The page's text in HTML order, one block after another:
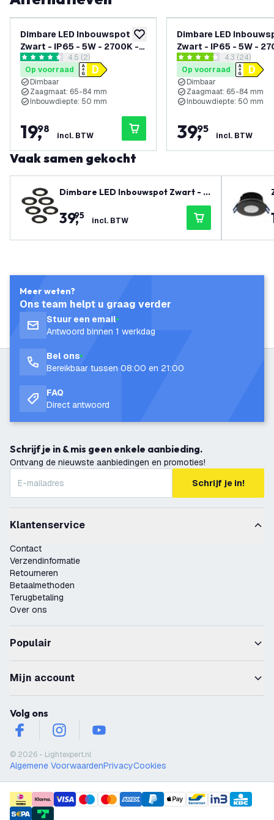
toevoegen aan verlanglijst
Dimbare LED Inbouwspot
Zwart - IP65 - 5W - 2700K - 5
Jaar Garantie - Geschikt
voor de Badkamer
reviews drawer openen
4.5 score sterren4.5 (2)
Op voorraad
Dimbaar
Zaagmaat: 65-84 mm
Inbouwdiepte: 50 mm
19,
98
incl. BTW
Dimbare LED
Zwart - IP65 - 5W -
Jaar Garantie -
voor de Badkamer
reviews
4.3 score sterren4.3 (24)
Op voorraad
Dimbaar
Zaagmaat: 65-84 mm
Inbouwdiepte: 50 mm
39,
95
incl. BTW
Vaak samen gekocht
Dimbare LED Inbouwspot Zwart - I
P65 - 5W - 2700K - 5 Jaar Garantie
- Geschikt voor de Badkamer
39,
95 incl. BTW
Meer weten?
Ons team helpt u graag verder
Stuur een email
Antwoord binnen 1 werkdag
Bel ons
Bereikbaar tussen 08:00 en 21:00
FAQ
Direct antwoord
Schrijf je in & mis geen enkele aanbieding.
Ontvang de nieuwste aanbiedingen en promoties!
Schrijf je in!
Klantenservice
Contact
Verzendinformatie
Retourneren
Betaalmethoden
Terugbetaling
Over ons
Populair
Mijn account
Volg ons
facebookinstagramyoutube
© 2026 - Lightexpert.nl
Algemene VoorwaardenPrivacyCookies
payment methods